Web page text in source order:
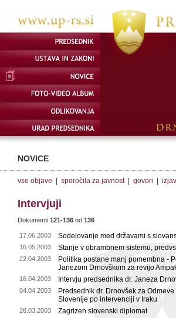
NOVICE
vse objave sporočila za javnost| govori
Intervjuji
Dokumenti 121-136 od 136
17.06.2003 Sodelovanje med državami s
16.05.2003 Stanje v obrambnem sistemu,
22.04.2003
Politika postane manj pomembna -
Janezom Drnovškom za revijo
16.04.2003 Intervju predsednika dr. Janeza
04.04.2003
Predsednik dr. Drnovšek za
Slovenije po intervenciji v Iraku
28.03.2003 Zagrizen slovenski diplomat